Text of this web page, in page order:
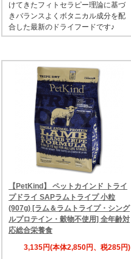
けてきたフィトセラピー理論に基づ
きバランスよくボタニカル成分を配
合した最新のドライフードです♪
【PetKind】 ペットカインド トライ
プドライ SAPラムトライプ 小粒
(907g) [ラム＆ラムトライプ・シング
ルプロテイン・穀物不使用] 全年齢対
応総合栄養食
3,135円(本体2,850円、税285円)